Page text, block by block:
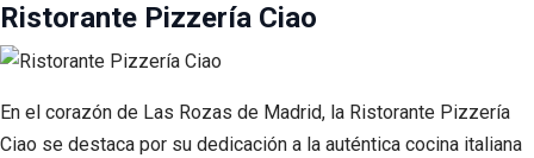
Ristorante Pizzería Ciao
En el corazón de Las Rozas de Madrid, la Ristorante Pizzería
Ciao se destaca por su dedicación a la auténtica cocina italiana